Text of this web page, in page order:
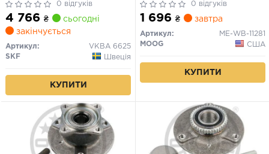
маточиною) (23x133,5x73)
SMART CABRIO, CITY-
COUPE, CROSSBLADE,
FORTWO, ROADSTER
0.6/0.7/0.8D 07.98-01.07
0 відгуків
4 766 ₴
сьогодні
закінчується
Артикул:
VKBA 6625
SKF
Швеція
КУПИТИ
0 відгуків
1 696 ₴ завтра
Артикул:
ME-WB-11281
MOOG
США
КУПИТИ